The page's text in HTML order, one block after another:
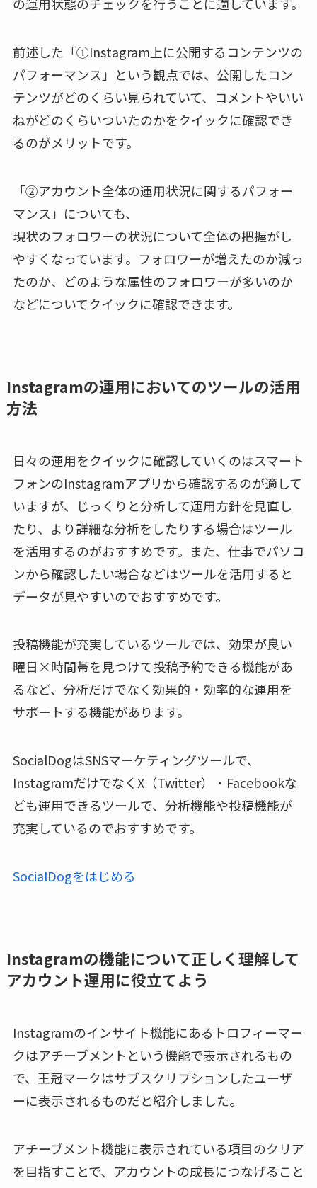
前述した「①Instagram上に公開するコンテンツの
パフォーマンス」という観点では、公開したコン
テンツがどのくらい見られていて、コメントやいい
ねがどのくらいついたのかをクイックに確認でき
るのがメリットです。
「②アカウント全体の運用状況に関するパフォー
マンス」についても、
現状のフォロワーの状況について全体の把握がし
やすくなっています。フォロワーが増えたのか減っ
たのか、どのような属性のフォロワーが多いのか
などについてクイックに確認できます。
Instagramの運用においてのツールの活用
方法
日々の運用をクイックに確認していくのはスマート
フォンのInstagramアプリから確認するのが適して
いますが、じっくりと分析して運用方針を見直し
たり、より詳細な分析をしたりする場合はツール
を活用するのがおすすめです。また、仕事でパソコ
ンから確認したい場合などはツールを活用すると
データが見やすいのでおすすめです。
投稿機能が充実しているツールでは、効果が良い
曜日×時間帯を見つけて投稿予約できる機能があ
るなど、分析だけでなく効果的・効率的な運用を
サポートする機能があります。
SocialDogはSNSマーケティングツールで、
InstagramだけでなくX（Twitter）・Facebookな
ども運用できるツールで、分析機能や投稿機能が
充実しているのでおすすめです。
SocialDogをはじめる
Instagramの機能について正しく理解して
アカウント運用に役立てよう
Instagramのインサイト機能にあるトロフィーマー
クはアチーブメントという機能で表示されるもの
で、王冠マークはサブスクリプションしたユーザ
ーに表示されるものだと紹介しました。
アチーブメント機能に表示されている項目のクリア
を目指すことで、アカウントの成長につなげること